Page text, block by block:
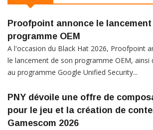
Proofpoint annonce le lancement
programme OEM
A l'occasion du Black Hat 2026, Proofpoint
le lancement de son programme OEM, ainsi
au programme Google Unified Security...
PNY dévoile une offre de
pour le jeu et la création de
Gamescom 2026